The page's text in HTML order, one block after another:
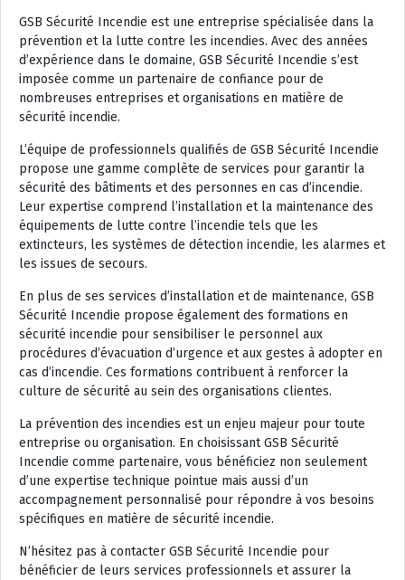
GSB Sécurité Incendie est une entreprise spécialisée dans la
prévention et la lutte contre les incendies. Avec des années
d’expérience dans le domaine, GSB Sécurité Incendie s’est
imposée comme un partenaire de confiance pour de
nombreuses entreprises et organisations en matière de
sécurité incendie.
L’équipe de professionnels qualifiés de GSB Sécurité Incendie
propose une gamme complète de services pour garantir la
sécurité des bâtiments et des personnes en cas d’incendie.
Leur expertise comprend l’installation et la maintenance des
équipements de lutte contre l’incendie tels que les
extincteurs, les systèmes de détection incendie, les alarmes et
les issues de secours.
En plus de ses services d’installation et de maintenance, GSB
Sécurité Incendie propose également des formations en
sécurité incendie pour sensibiliser le personnel aux
procédures d’évacuation d’urgence et aux gestes à adopter en
cas d’incendie. Ces formations contribuent à renforcer la
culture de sécurité au sein des organisations clientes.
La prévention des incendies est un enjeu majeur pour toute
entreprise ou organisation. En choisissant GSB Sécurité
Incendie comme partenaire, vous bénéficiez non seulement
d’une expertise technique pointue mais aussi d’un
accompagnement personnalisé pour répondre à vos besoins
spécifiques en matière de sécurité incendie.
N’hésitez pas à contacter GSB Sécurité Incendie pour
bénéficier de leurs services professionnels et assurer la